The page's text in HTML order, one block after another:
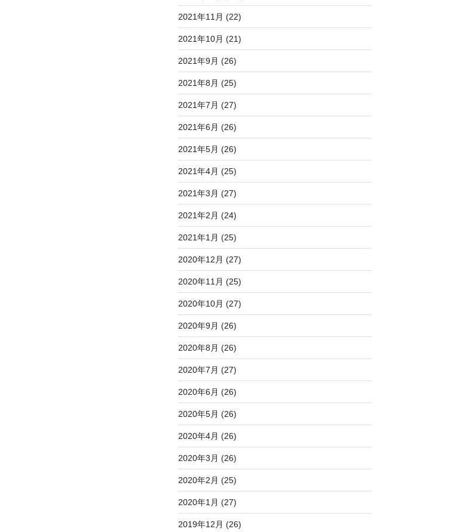
2021年11月 (22)
2021年10月 (21)
2021年9月 (26)
2021年8月 (25)
2021年7月 (27)
2021年6月 (26)
2021年5月 (26)
2021年4月 (25)
2021年3月 (27)
2021年2月 (24)
2021年1月 (25)
2020年12月 (27)
2020年11月 (25)
2020年10月 (27)
2020年9月 (26)
2020年8月 (26)
2020年7月 (27)
2020年6月 (26)
2020年5月 (26)
2020年4月 (26)
2020年3月 (26)
2020年2月 (25)
2020年1月 (27)
2019年12月 (26)